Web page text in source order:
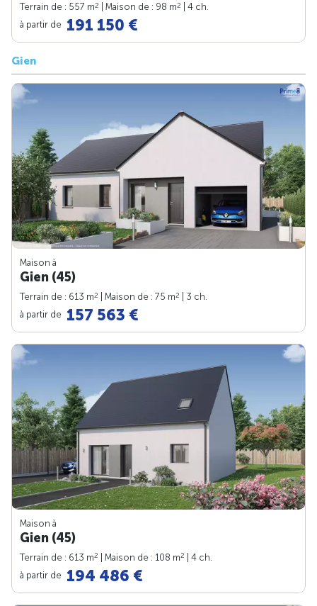
Terrain de : 557 m2 | Maison de : 98 m2
| 4 ch.
à partir de 191 150 €
Gien
Maison à
Gien (45)
Terrain de : 613 m2 | Maison de : 75 m2
| 3 ch.
à partir de 157 563 €
Maison à
Gien (45)
Terrain de : 613 m2 | Maison de : 108 m2
| 4 ch.
à partir de 194 486 €